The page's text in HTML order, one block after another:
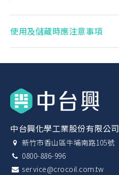
使用及儲藏時應注意事項
中台興化學工業股份有限公司
新竹市香山區牛埔南路105號
0800-886-996
service@crocoil.com.tw